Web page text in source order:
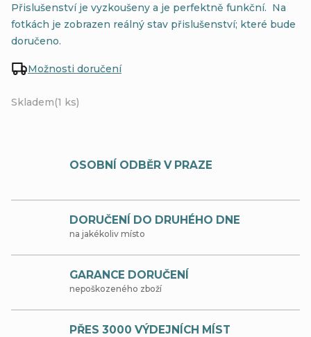
Skladem(1 ks)
Možnosti doručení
Přislušenství je vyzkoušeny a je perfektně funkční. Na
fotkách je zobrazen reálný stav přislušenství; které bude
doručeno.
OSOBNÍ ODBĚR V PRAZE
DORUČENÍ DO DRUHÉHO DNE
na jakékoliv místo
GARANCE DORUČENÍ
nepoškozeného zboží
PŘES 3000 VÝDEJNÍCH MÍST